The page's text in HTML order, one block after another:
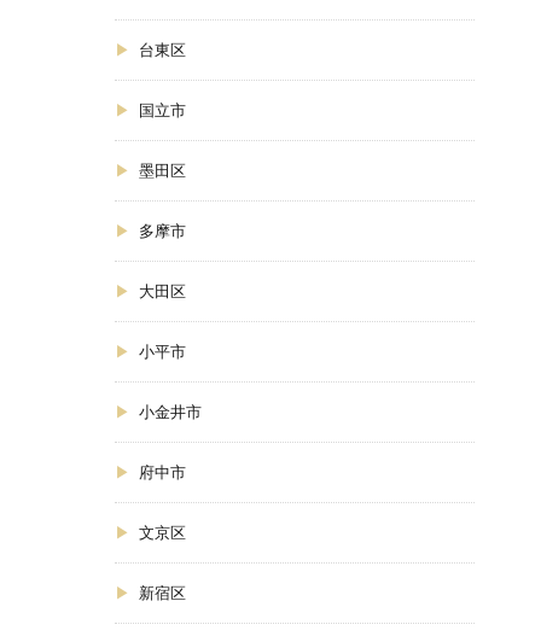
台東区
国立市
墨田区
多摩市
大田区
小平市
小金井市
府中市
文京区
新宿区